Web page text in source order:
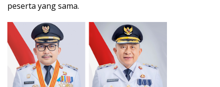
peserta yang sama.